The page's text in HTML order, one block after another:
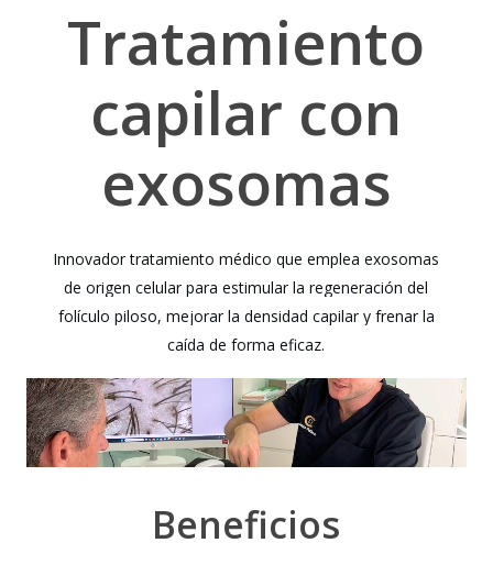
Tratamiento
capilar con
exosomas
Innovador tratamiento médico que emplea exosomas
de origen celular para estimular la regeneración del
folículo piloso, mejorar la densidad capilar y frenar la
caída de forma eficaz.
Beneficios